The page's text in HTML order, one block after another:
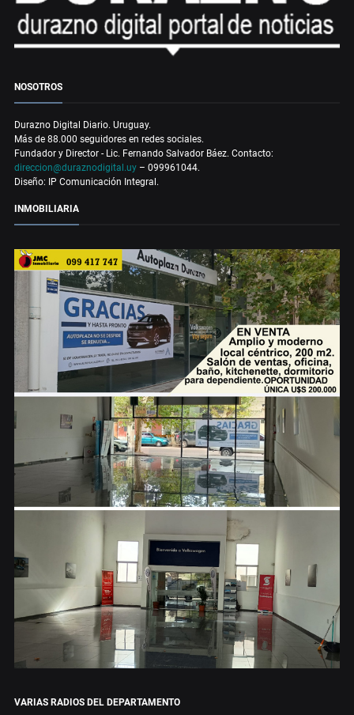
NOSOTROS
Durazno Digital Diario. Uruguay.
Más de 88.000 seguidores en redes sociales.
Fundador y Director - Lic. Fernando Salvador Báez. Contacto:
direccion@duraznodigital.uy – 099961044.
Diseño: IP Comunicación Integral.
INMOBILIARIA
VARIAS RADIOS DEL DEPARTAMENTO